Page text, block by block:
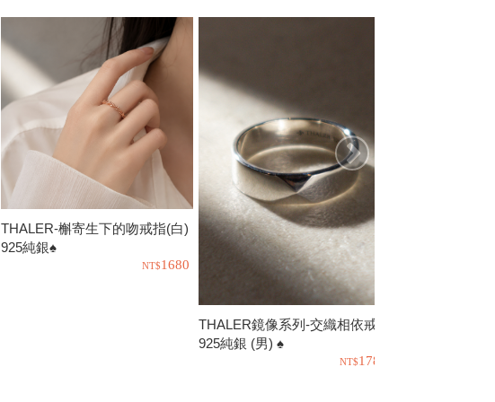
THALER-槲寄生下的吻戒指(白)
925純銀♠
1680
THALER鏡像系列-交織相依戒指
925純銀 (男) ♠
1780